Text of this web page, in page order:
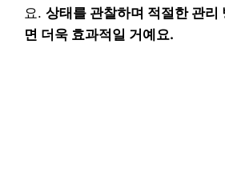
요. 상태를 관찰하며 적절한 관리
면 더욱 효과적일 거예요.